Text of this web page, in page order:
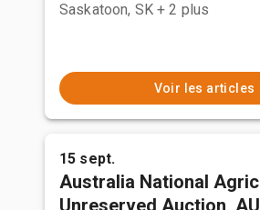
Saskatoon, SK + 2 plus
Voir les articles
15 sept.
Australia National
Unreserved Auction,